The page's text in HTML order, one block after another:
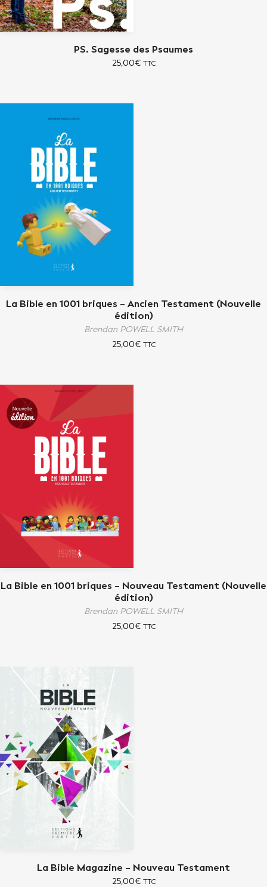
PS. Sagesse des Psaumes
25,00€ TTC
La Bible en 1001 briques – Ancien Testament (Nouvelle
édition)
Brendan POWELL SMITH
25,00€ TTC
La Bible en 1001 briques – Nouveau Testament (Nouvelle
édition)
Brendan POWELL SMITH
25,00€ TTC
La Bible Magazine – Nouveau Testament
25,00€ TTC